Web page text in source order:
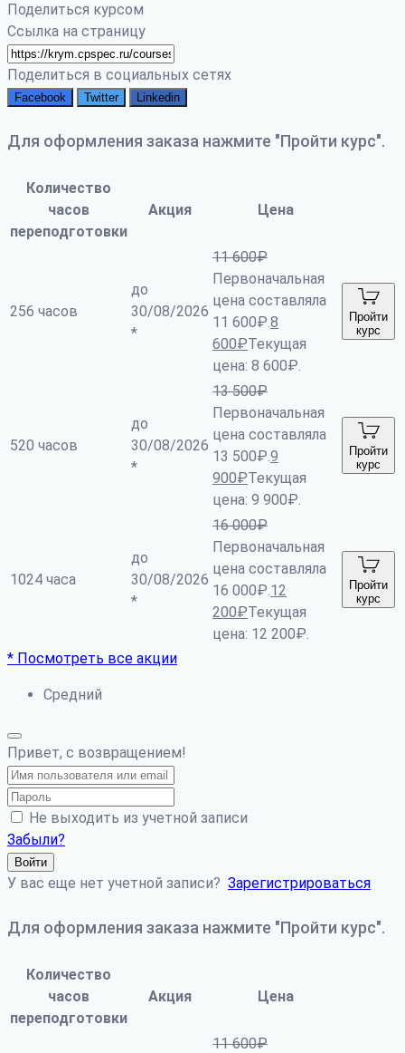
Поделиться курсом
Ссылка на страницу
Поделиться в социальных сетях
Facebook Twitter Linkedin
Для оформления заказа нажмите "Пройти курс".
Количество
часов
переподготовки
Акция Цена
256 часов
до
30/08/2026
*
11 600₽
Первоначальная
цена составляла
11 600₽.8
600₽Текущая
цена: 8 600₽.
Пройти
курс
520 часов
до
30/08/2026
*
13 500₽
Первоначальная
цена составляла
13 500₽.9
900₽Текущая
цена: 9 900₽.
Пройти
курс
1024 часа
до
30/08/2026
*
16 000₽
Первоначальная
цена составляла
16 000₽.12
200₽Текущая
цена: 12 200₽.
Пройти
курс
* Посмотреть все акции
Средний
Привет, с возвращением!
Не выходить из учетной записи
Забыли?
Войти
У вас еще нет учетной записи? Зарегистрироваться
Для оформления заказа нажмите "Пройти курс".
Количество
часов
переподготовки
Акция Цена
11 600₽